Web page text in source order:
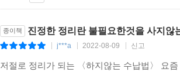
종이책 진정한 정리란 불필요한것을 사지않
j***a 2022-08-09 신고
저절로 정리가 되는 〈하지않는 수납법〉 요